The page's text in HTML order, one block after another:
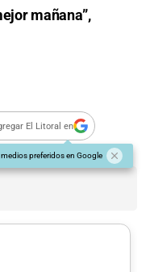
mañana”,
El Litoral en
preferidos en Google